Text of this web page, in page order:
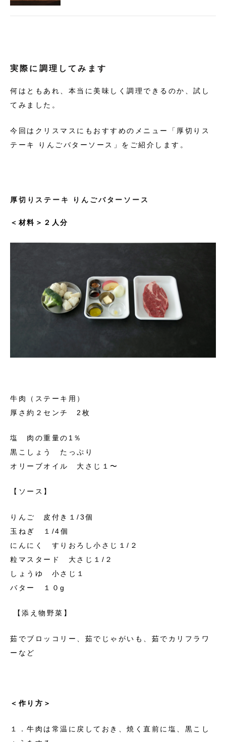
実際に調理してみます
何はともあれ、本当に美味しく調理できるのか、試し
てみました。
今回はクリスマスにもおすすめのメニュー「厚切りス
テーキ りんごバターソース」をご紹介します。
厚切りステーキ りんごバターソース
＜材料＞２人分
牛肉（ステーキ用）
厚さ約２センチ 2枚
塩 肉の重量の1％
黒こしょう たっぷり
オリーブオイル 大さじ１〜
【ソース】
りんご 皮付き１/3個
玉ねぎ １/4個
にんにく すりおろし小さじ１/２
粒マスタード 大さじ１/２
しょうゆ 小さじ１
バター １０g
【添え物野菜】
茹でブロッコリー、茹でじゃがいも、茹でカリフラワ
ーなど
＜作り方＞
１．牛肉は常温に戻しておき、焼く直前に塩、黒こし